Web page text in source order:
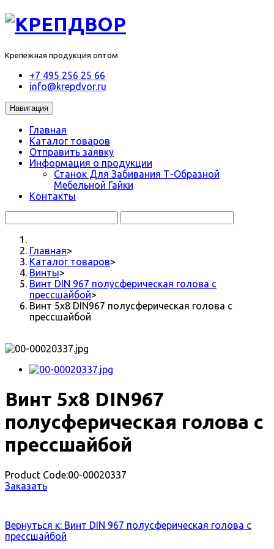
Крепежная продукция оптом
+7 495 256 25 66
info@krepdvor.ru
Навигация
Главная
Каталог товаров
Отправить заявку
Информация о продукции
Станок Для Забивания Т-Образной
Мебельной Гайки
Контакты
Главная>
Каталог товаров>
Винты>
Винт DIN 967 полусферическая голова с
прессшайбой>
Винт 5x8 DIN967 полусферическая голова с
прессшайбой
Винт 5x8 DIN967
полусферическая голова с
прессшайбой
Product Code:00-00020337
Заказать
Вернуться к: Винт DIN 967 полусферическая голова с
прессшайбой